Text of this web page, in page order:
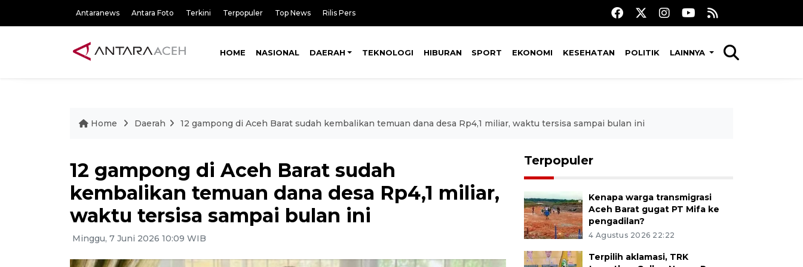
Antaranews Antara Foto Terkini Terpopuler Top News Rilis Pers
HOME NASIONAL DAERAH TEKNOLOGI HIBURAN SPORT EKONOMI KESEHATAN POLITIK LAINNYA
Home Daerah 12 gampong di Aceh Barat sudah kembalikan temuan dana desa Rp4,1 miliar, waktu tersisa sampai bulan ini
12 gampong di Aceh Barat sudah
kembalikan temuan dana desa Rp4,1 miliar,
waktu tersisa sampai bulan ini
Minggu, 7 Juni 2026 10:09 WIB
Terpopuler
Kenapa warga transmigrasi
Aceh Barat gugat PT Mifa ke
pengadilan?
4 Agustus 2026 22:22
Terpilih aklamasi, TRK